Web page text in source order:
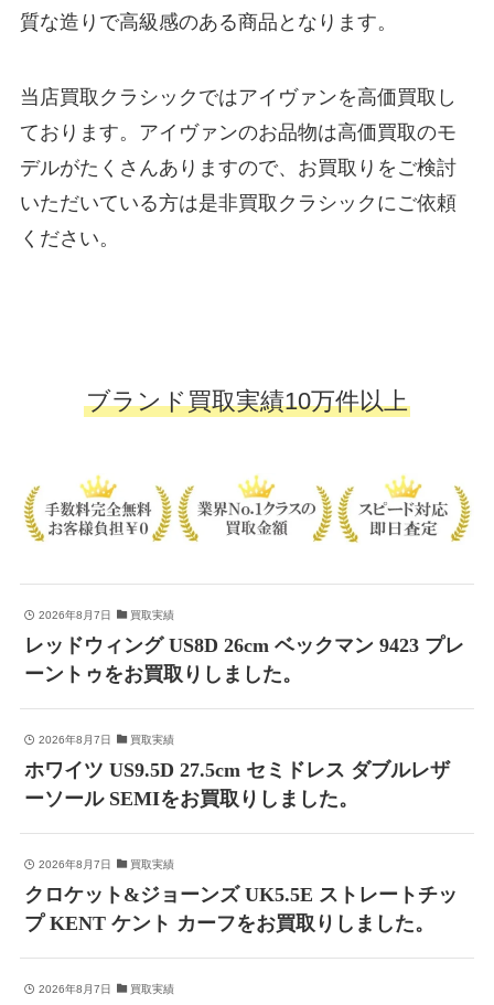
質な造りで高級感のある商品となります。
当店買取クラシックではアイヴァンを高価買取し
ております。アイヴァンのお品物は高価買取のモ
デルがたくさんありますので、お買取りをご検討
いただいている方は是非買取クラシックにご依頼
ください。
ブランド買取実績10万件以上
2026年8月7日 買取実績
レッドウィング US8D 26cm ベックマン 9423 プレ
ーントゥをお買取りしました。
2026年8月7日 買取実績
ホワイツ US9.5D 27.5cm セミドレス ダブルレザ
ーソール SEMIをお買取りしました。
2026年8月7日 買取実績
クロケット&ジョーンズ UK5.5E ストレートチッ
プ KENT ケント カーフをお買取りしました。
2026年8月7日 買取実績